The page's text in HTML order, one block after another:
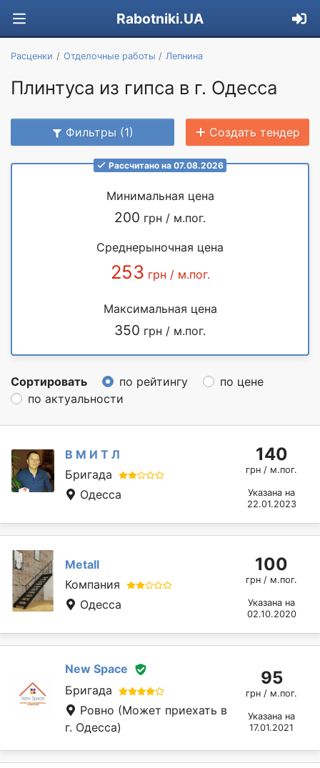
Rabotniki.UA
Расценки Отделочные работы Лепнина
Плинтуса из гипса в г. Одесса
Фильтры (1) Создать тендер
Рассчитано на 07.08.2026
Минимальная цена
200 грн / м.пог.
Среднерыночная цена
253 грн / м.пог.
Максимальная цена
350 грн / м.пог.
Сортировать по рейтингу
по цене
по актуальности
В М И Т Л
Бригада
Одесса
140
грн / м.пог.
Указана на
22.01.2023
Metall
Компания
Одесса
100
грн / м.пог.
Указана на
02.10.2020
New Space
Бригада
Ровно (Может приехать в
г. Одесса)
95
грн / м.пог.
Указана на
17.01.2021